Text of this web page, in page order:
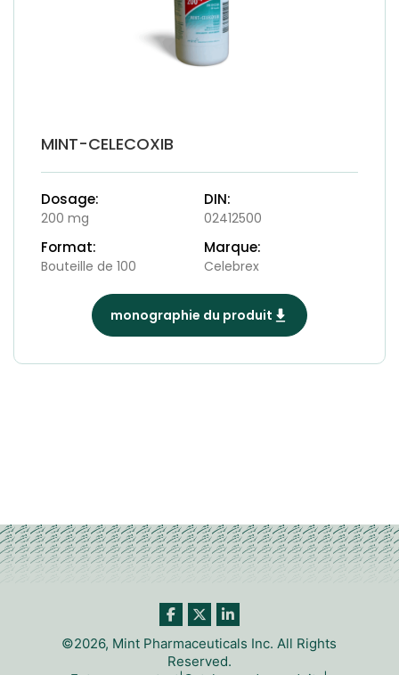
MINT-CELECOXIB
Dosage:
200 mg
DIN:
02412500
Format:
Bouteille de 100
Marque:
Celebrex
monographie du produit
©2026, Mint Pharmaceuticals Inc. All Rights
Reserved.